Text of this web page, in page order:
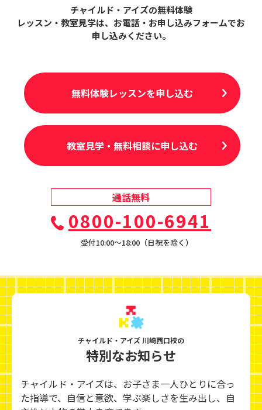
チャイルド・アイズの無料体験
レッスン・教室見学は、 お電話・お申し込みフォームでお
申し込みください。
無料体験レッスンを申し込む
教室見学・無料相談に申し込む
通話無料
0800-100-6941
受付10:00〜18:00（日祝を除く）
チャイルド・アイズ 川崎西口校の
特別なお知らせ
チャイルド・アイズは、お子さま一人ひとりに合っ
た指導で、自信と意欲、学ぶ楽しさを生み出し、 自